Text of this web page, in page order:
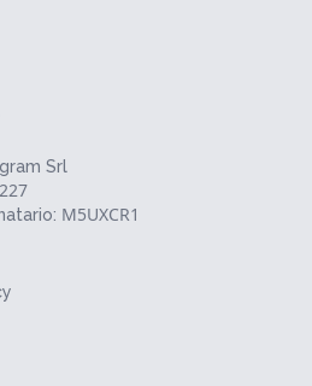
Srl
M5UXCR1